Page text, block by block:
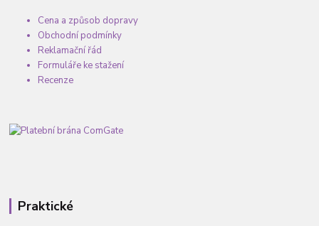
Cena a způsob dopravy
Obchodní podmínky
Reklamační řád
Formuláře ke stažení
Recenze
Praktické